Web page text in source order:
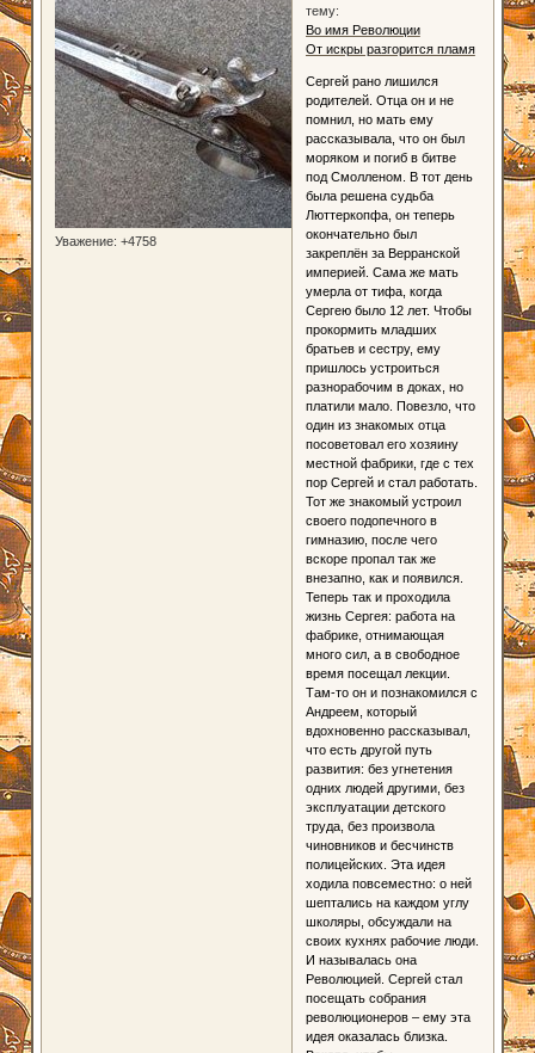
Уважение: +4758
тему:
Во имя Революции
От искры разгорится пламя
Сергей рано лишился
родителей. Отца он и не
помнил, но мать ему
рассказывала, что он был
моряком и погиб в битве
под Смолленом. В тот день
была решена судьба
Люттеркопфа, он теперь
окончательно был
закреплён за Верранской
империей. Сама же мать
умерла от тифа, когда
Сергею было 12 лет. Чтобы
прокормить младших
братьев и сестру, ему
пришлось устроиться
разнорабочим в доках, но
платили мало. Повезло, что
один из знакомых отца
посоветовал его хозяину
местной фабрики, где с тех
пор Сергей и стал работать.
Тот же знакомый устроил
своего подопечного в
гимназию, после чего
вскоре пропал так же
внезапно, как и появился.
Теперь так и проходила
жизнь Сергея: работа на
фабрике, отнимающая
много сил, а в свободное
время посещал лекции.
Там-то он и познакомился с
Андреем, который
вдохновенно рассказывал,
что есть другой путь
развития: без угнетения
одних людей другими, без
эксплуатации детского
труда, без произвола
чиновников и бесчинств
полицейских. Эта идея
ходила повсеместно: о ней
шептались на каждом углу
школяры, обсуждали на
своих кухнях рабочие люди.
И называлась она
Революцией. Сергей стал
посещать собрания
революционеров – ему эта
идея оказалась близка.